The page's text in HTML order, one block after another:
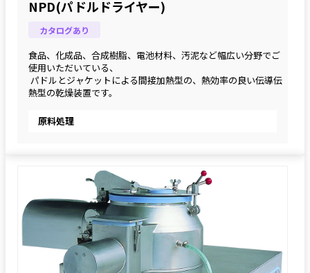
NPD(パドルドライヤー)
カタログあり
食品、化成品、合成樹脂、電池材料、汚泥など幅広い分野でご
使用いただいている、
パドルとジャケットによる間接加熱型の、熱効率の良い伝導伝
熱型の乾燥装置です。
原料処理